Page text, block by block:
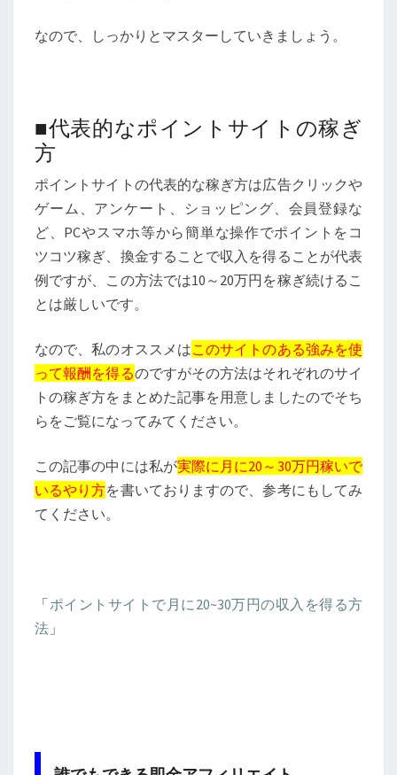
なので、しっかりとマスターしていきましょう。
■代表的なポイントサイトの稼ぎ
方
ポイントサイトの代表的な稼ぎ方は広告クリックや
ゲーム、アンケート、ショッピング、会員登録な
ど、PCやスマホ等から簡単な操作でポイントをコ
ツコツ稼ぎ、換金することで収入を得ることが代表
例ですが、この方法では10～20万円を稼ぎ続けるこ
とは厳しいです。
なので、私のオススメはこのサイトのある強みを使
って報酬を得るのですがその方法はそれぞれのサイ
トの稼ぎ方をまとめた記事を用意しましたのでそち
らをご覧になってみてください。
この記事の中には私が実際に月に20～30万円稼いで
いるやり方を書いておりますので、参考にもしてみ
てください。
「ポイントサイトで月に20~30万円の収入を得る方
法 」